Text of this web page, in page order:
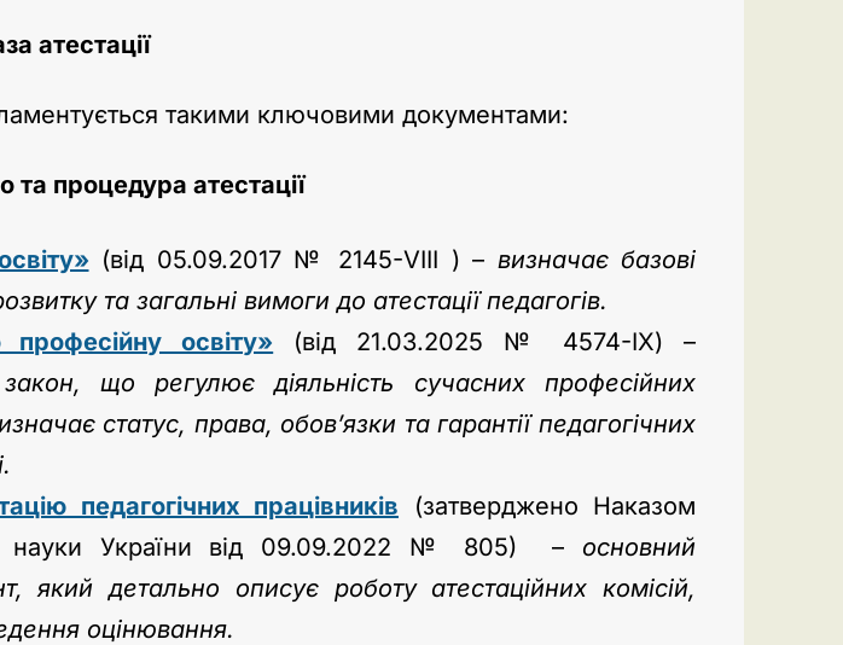
атестації
такими ключовими документами:
та процедура атестації
(від 05.09.2017 № 2145-VIII ) – визначає базові
та загальні вимоги до атестації педагогів.
освіту» (від 21.03.2025 № 4574-IX) –
що регулює діяльність сучасних професійних
статус, права, обов’язки та гарантії педагогічних
педагогічних працівників (затверджено Наказом
і науки України від 09.09.2022 № 805) – основний
який детально описує роботу атестаційних комісій,
оцінювання.